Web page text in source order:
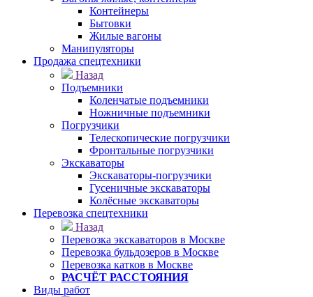
Контейнеры
Бытовки
Жилые вагоны
Манипуляторы
Продажа спецтехники
Назад
Подъемники
Коленчатые подъемники
Ножничные подъемники
Погрузчики
Телескопические погрузчики
Фронтальные погрузчики
Экскаваторы
Экскаваторы-погрузчики
Гусеничные экскаваторы
Колёсные экскаваторы
Перевозка спецтехники
Назад
Перевозка экскаваторов в Москве
Перевозка бульдозеров в Москве
Перевозка катков в Москве
РАСЧЁТ РАССТОЯНИЯ
Виды работ